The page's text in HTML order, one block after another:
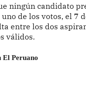
ningún candidato
de los votos, el 7
entre los dos
válidos.
El Peruano